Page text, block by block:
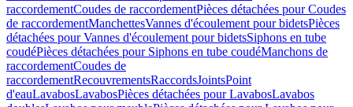
raccordementCoudes de raccordementPièces détachées pour Coudes
de raccordementManchettesVannes d'écoulement pour bidetsPièces
détachées pour Vannes d'écoulement pour bidetsSiphons en tube
coudéPièces détachées pour Siphons en tube coudéManchons de
raccordementCoudes de
raccordementRecouvrementsRaccordsJointsPoint
d'eauLavabosLavabosPièces détachées pour LavabosLavabos